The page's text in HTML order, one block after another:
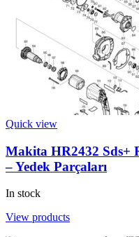
Quick view
Makita HR2432 Sds+
– Yedek Parçaları
In stock
View products